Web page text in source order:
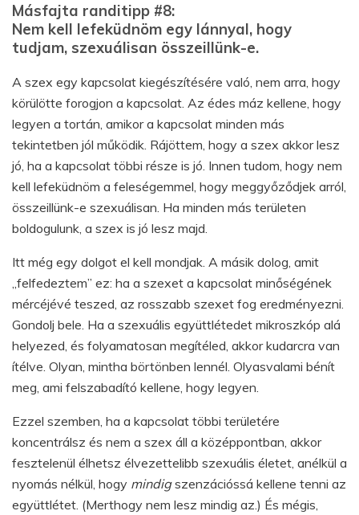
Másfajta randitipp #8:
Nem kell lefeküdnöm egy lánnyal, hogy
tudjam, szexuálisan összeillünk-e.
A szex egy kapcsolat kiegészítésére való, nem arra, hogy
körülötte forogjon a kapcsolat. Az édes máz kellene, hogy
legyen a tortán, amikor a kapcsolat minden más
tekintetben jól működik. Rájöttem, hogy a szex akkor lesz
jó, ha a kapcsolat többi része is jó. Innen tudom, hogy nem
kell lefeküdnöm a feleségemmel, hogy meggyőződjek arról,
összeillünk-e szexuálisan. Ha minden más területen
boldogulunk, a szex is jó lesz majd.
Itt még egy dolgot el kell mondjak. A másik dolog, amit
„felfedeztem” ez: ha a szexet a kapcsolat minőségének
mércéjévé teszed, az rosszabb szexet fog eredményezni.
Gondolj bele. Ha a szexuális együttlétedet mikroszkóp alá
helyezed, és folyamatosan megítéled, akkor kudarcra van
ítélve. Olyan, mintha börtönben lennél. Olyasvalami bénít
meg, ami felszabadító kellene, hogy legyen.
Ezzel szemben, ha a kapcsolat többi területére
koncentrálsz és nem a szex áll a középpontban, akkor
fesztelenül élhetsz élvezettelibb szexuális életet, anélkül a
nyomás nélkül, hogy mindigszenzációssá kellene tenni az
együttlétet. (Merthogy nem lesz mindig az.) És mégis,